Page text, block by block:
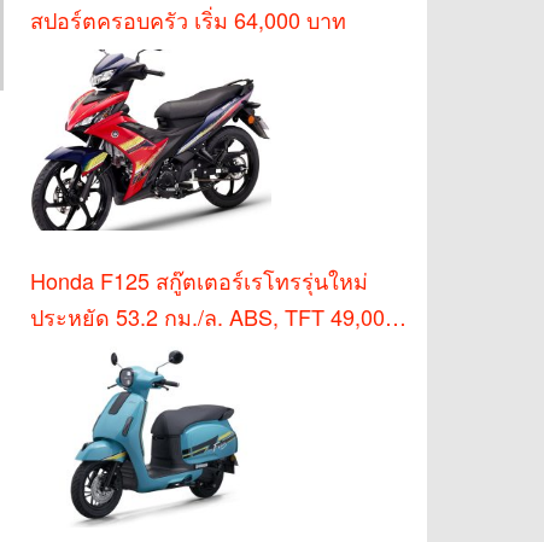
สปอร์ตครอบครัว เริ่ม 64,000 บาท
Honda F125 สกู๊ตเตอร์เรโทรรุ่นใหม่
ประหยัด 53.2 กม./ล. ABS, TFT 49,000